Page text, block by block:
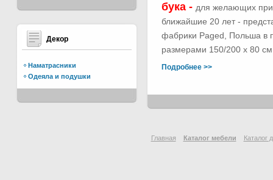
Декор
Наматрасники
Одеяла и подушки
бука - для желающих
ближайшие 20 лет -
фабрики Paged, Польша в
размерами 150/200 х 80
Подробнее >>
Главная Каталог мебели Каталог